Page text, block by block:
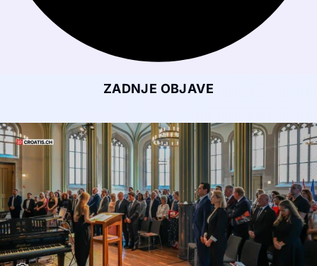
ZADNJE OBJAVE